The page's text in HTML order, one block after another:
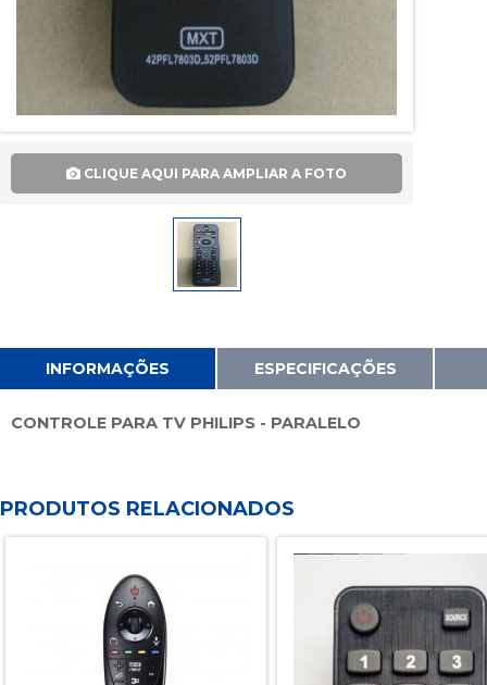
CLIQUE AQUI PARA AMPLIAR A FOTO
INFORMAÇÕES ESPECIFICAÇÕES
CONTROLE PARA TV PHILIPS - PARALELO
PRODUTOS RELACIONADOS